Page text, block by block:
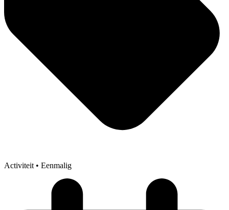
Activiteit • Eenmalig